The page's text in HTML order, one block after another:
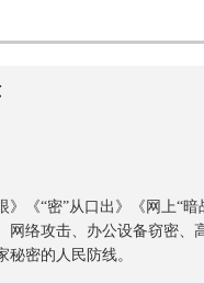
《“密”从口出》《网上“
网络攻击、办公设备窃密
密的人民防线。